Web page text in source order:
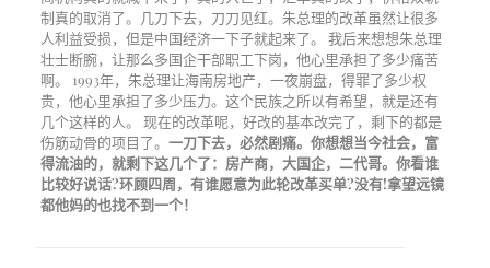
制真的取消了。几刀下去，刀刀见红。朱总理的改革虽然让很多
人利益受损，但是中国经济一下子就起来了。
我后来想想朱总理
壮士断腕，让那么多国企干部职工下岗，他心里承担了多少痛苦
啊。
1993年，朱总理让海南房地产，一夜崩盘，得罪了多少权
贵，他心里承担了多少压力。这个民族之所以有希望，就是还有
几个这样的人。
现在的改革呢，好改的基本改完了，剩下的都是
伤筋动骨的项目了。 一刀下去，必然剧痛。你想想当今社会，富
得流油的，就剩下这几个了：房产商，大国企，二代哥。你看谁
比较好说话?环顾四周，有谁愿意为此轮改革买单?没有!拿望远镜
都他妈的也找不到一个！